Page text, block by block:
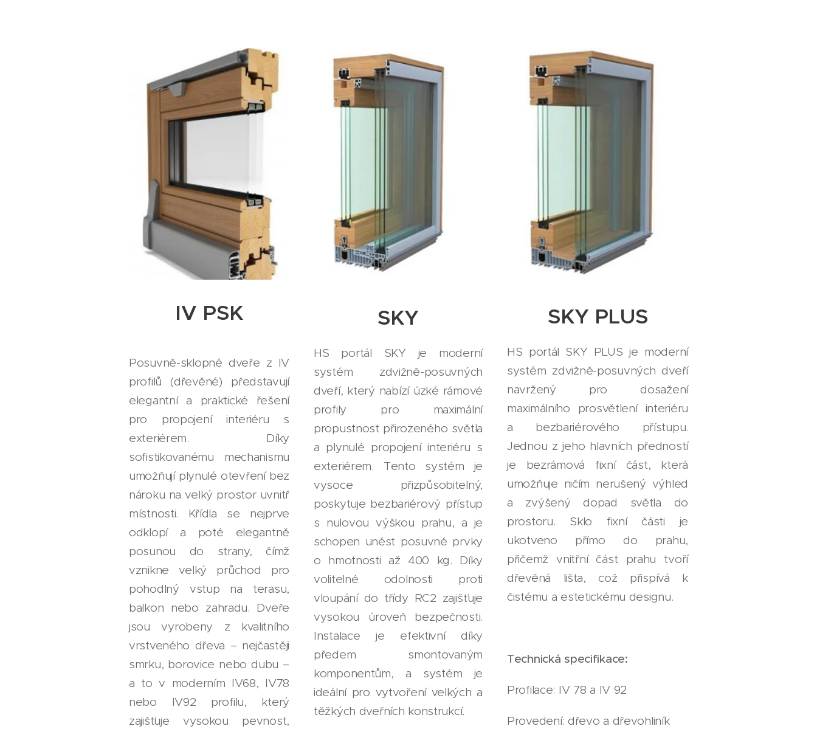
IV PSK
Posuvně-sklopné dveře z IV
profilů (dřevěné) představují
elegantní a praktické řešení
pro propojení interiéru s
exteriérem. Díky
sofistikovanému mechanismu
umožňují plynulé otevření bez
nároku na velký prostor uvnitř
místnosti. Křídla se nejprve
odklopí a poté elegantně
posunou do strany, čímž
vznikne velký průchod pro
pohodlný vstup na terasu,
balkon nebo zahradu. Dveře
jsou vyrobeny z kvalitního
vrstveného dřeva – nejčastěji
smrku, borovice nebo dubu –
a to v moderním IV68, IV78
nebo IV92 profilu, který
zajišťuje vysokou pevnost,
SKY
HS portál SKY je moderní
systém zdvižně-posuvných
dveří, který nabízí úzké rámové
profily pro maximální
propustnost přirozeného světla
a plynulé propojení interiéru s
exteriérem. Tento systém je
vysoce přizpůsobitelný,
poskytuje bezbariérový přístup
s nulovou výškou prahu, a je
schopen unést posuvné prvky
o hmotnosti až 400 kg. Díky
volitelné odolnosti proti
vloupání do třídy RC2 zajišťuje
vysokou úroveň bezpečnosti.
Instalace je efektivní díky
předem smontovaným
komponentům, a systém je
ideální pro vytvoření velkých a
těžkých dveřních konstrukcí.
SKY PLUS
HS portál SKY PLUS je moderní
systém zdvižně-posuvných dveří
navržený pro dosažení
maximálního prosvětlení interiéru
a bezbariérového přístupu.
Jednou z jeho hlavních předností
je bezrámová fixní část, která
umožňuje ničím nerušený výhled
a zvýšený dopad světla do
prostoru. Sklo fixní části je
ukotveno přímo do prahu,
přičemž vnitřní část prahu tvoří
dřevěná lišta, což přispívá k
čistému a estetickému designu. ​
Technická specifikace:
Profilace: IV 78 a IV 92
Provedení: dřevo a dřevohliník